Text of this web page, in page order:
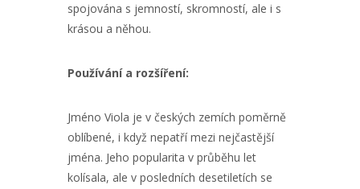
spojována s jemností, skromností, ale i s
krásou a něhou.
Používání a rozšíření:
Jméno Viola je v českých zemích poměrně
oblíbené, i když nepatří mezi nejčastější
jména. Jeho popularita v průběhu let
kolísala, ale v posledních desetiletích se